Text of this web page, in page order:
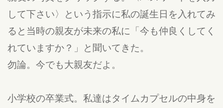
して下さい〉という指示に私の誕生日を入れてみ
ると当時の親友が未来の私に「今も仲良くしてく
れていますか？」と聞いてきた。
勿論。今でも大親友だよ。
小学校の卒業式。私達はタイムカプセルの中身を